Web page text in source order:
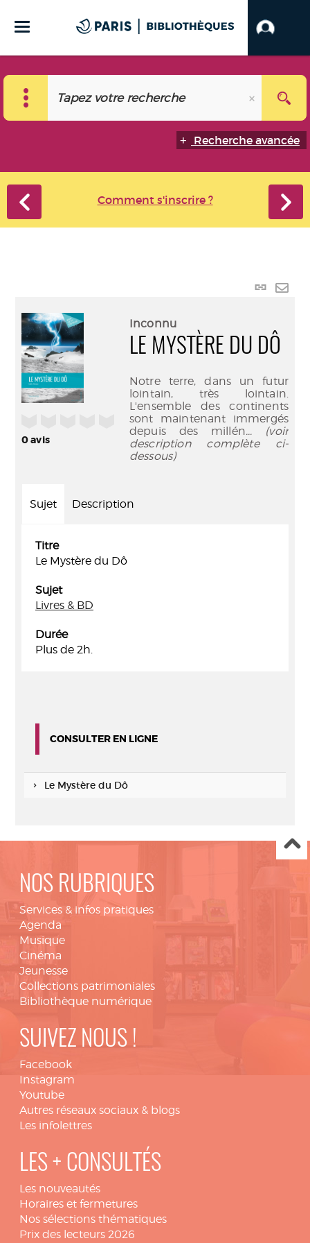
Recherche avancée
Comment s'inscrire ?
Lien
0avis
Inconnu
LE MYSTÈRE DU DÔ
Notre terre, dans un futur
lointain, très lointain.
L'ensemble des continents
sont maintenant immergés
depuis des millén... (voir
description complète ci-
dessous)
Sujet Description
Titre
Le Mystère du Dô
Sujet
Livres & BD
Durée
Plus de 2h.
CONSULTER EN LIGNE
Le Mystère du Dô
NOS RUBRIQUES
Services & infos pratiques
Agenda
Musique
Cinéma
Jeunesse
Collections patrimoniales
Bibliothèque numérique
SUIVEZ NOUS !
Facebook
Instagram
Youtube
Autres réseaux sociaux & blogs
Les infolettres
LES + CONSULTÉS
Les nouveautés
Horaires et fermetures
Nos sélections thématiques
Prix des lecteurs 2026